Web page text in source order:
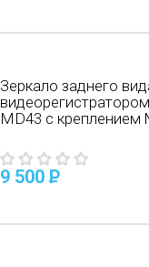
Зеркало заднего
MD43 с
9 500 P